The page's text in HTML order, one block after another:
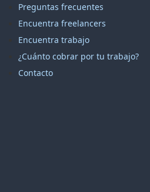
Preguntas frecuentes
Encuentra freelancers
Encuentra trabajo
¿Cuánto cobrar por tu trabajo?
Contacto